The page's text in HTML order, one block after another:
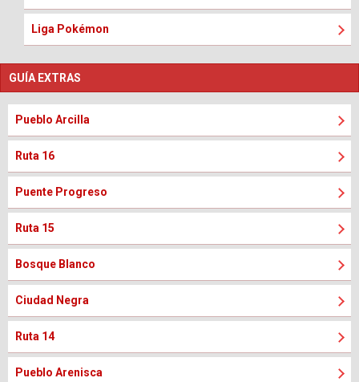
Liga Pokémon
GUÍA EXTRAS
Pueblo Arcilla
Ruta 16
Puente Progreso
Ruta 15
Bosque Blanco
Ciudad Negra
Ruta 14
Pueblo Arenisca